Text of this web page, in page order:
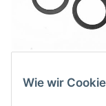
Wie wir
Düsen der